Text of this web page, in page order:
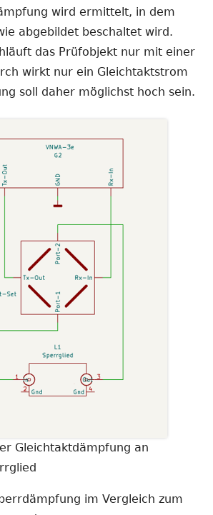
wird ermittelt, in dem
abgebildet beschaltet wird.
das Prüfobjekt nur mit einer
wirkt nur ein Gleichtaktstrom
soll daher möglichst hoch sein.
Gleichtaktdämpfung an
im Vergleich zum